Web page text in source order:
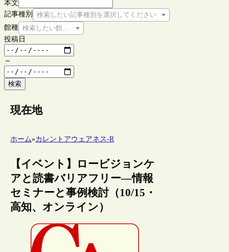
本文
記事種別
検索したい記事種別を選択してください
館種 検索したい館種を選択してください
投稿日
～
検索
現在地
ホーム»カレントアウェアネス-R
【イベント】ロービジョンケ
アと読書バリアフリー―情報
セミナーと事例検討（10/15・
高知、オンライン）